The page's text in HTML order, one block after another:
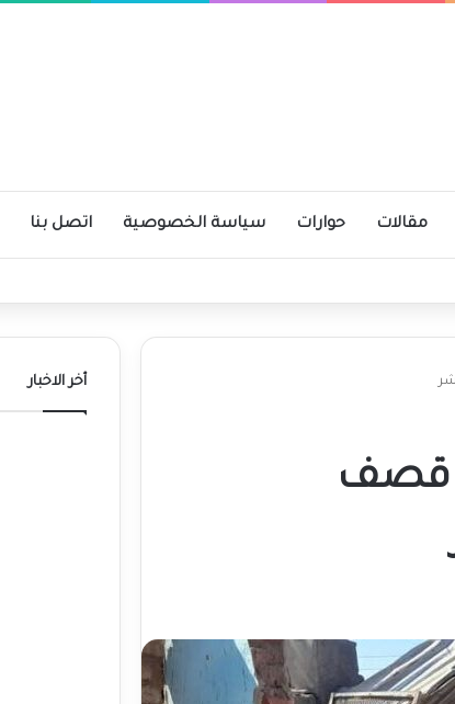
مقالات حوارات سياسة الخصوصية اتصل بنا
في قصف
أخر الاخبار